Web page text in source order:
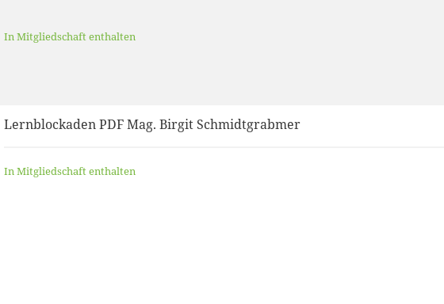
In Mitgliedschaft enthalten
Lernblockaden PDF Mag. Birgit Schmidtgrabmer
In Mitgliedschaft enthalten